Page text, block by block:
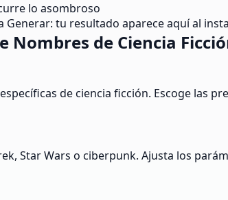
lo asombroso
tu resultado aparece aquí al
Nombres de Ciencia
de ciencia ficción. Escoge las
Star Wars o ciberpunk. Ajusta los